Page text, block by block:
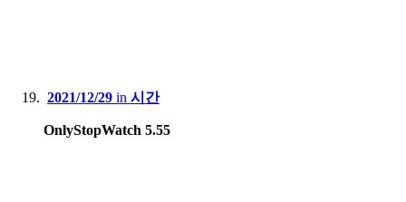
2021/12/29 in 시간
OnlyStopWatch 5.55